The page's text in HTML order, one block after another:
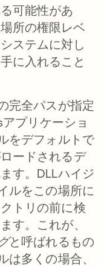
可能性があ
所の権限レベ
ステムに対し
に入れること
完全パスが指定
プリケーショ
をデフォルトで
ードされるデ
す。DLLハイジ
ルをこの場所に
トリの前に検
す。これが、
と呼ばれるもの
は多くの場合、